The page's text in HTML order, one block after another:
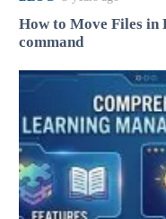
How to Move Files
command